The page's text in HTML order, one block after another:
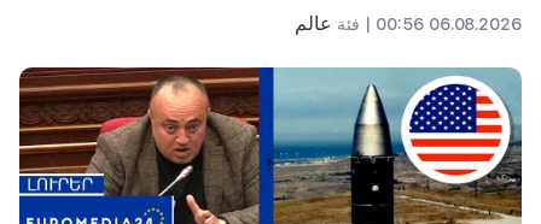
06.08.2026 00:56 | فئة عالم